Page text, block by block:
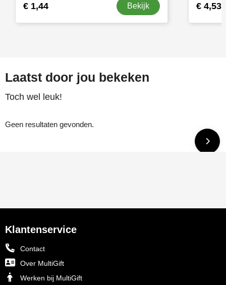
€ 1,44 Bekijk € 4,53
Laatst door jou bekeken
Toch wel leuk!
Geen resultaten gevonden.
Klantenservice
Contact
Over MultiGift
Werken bij MultiGift